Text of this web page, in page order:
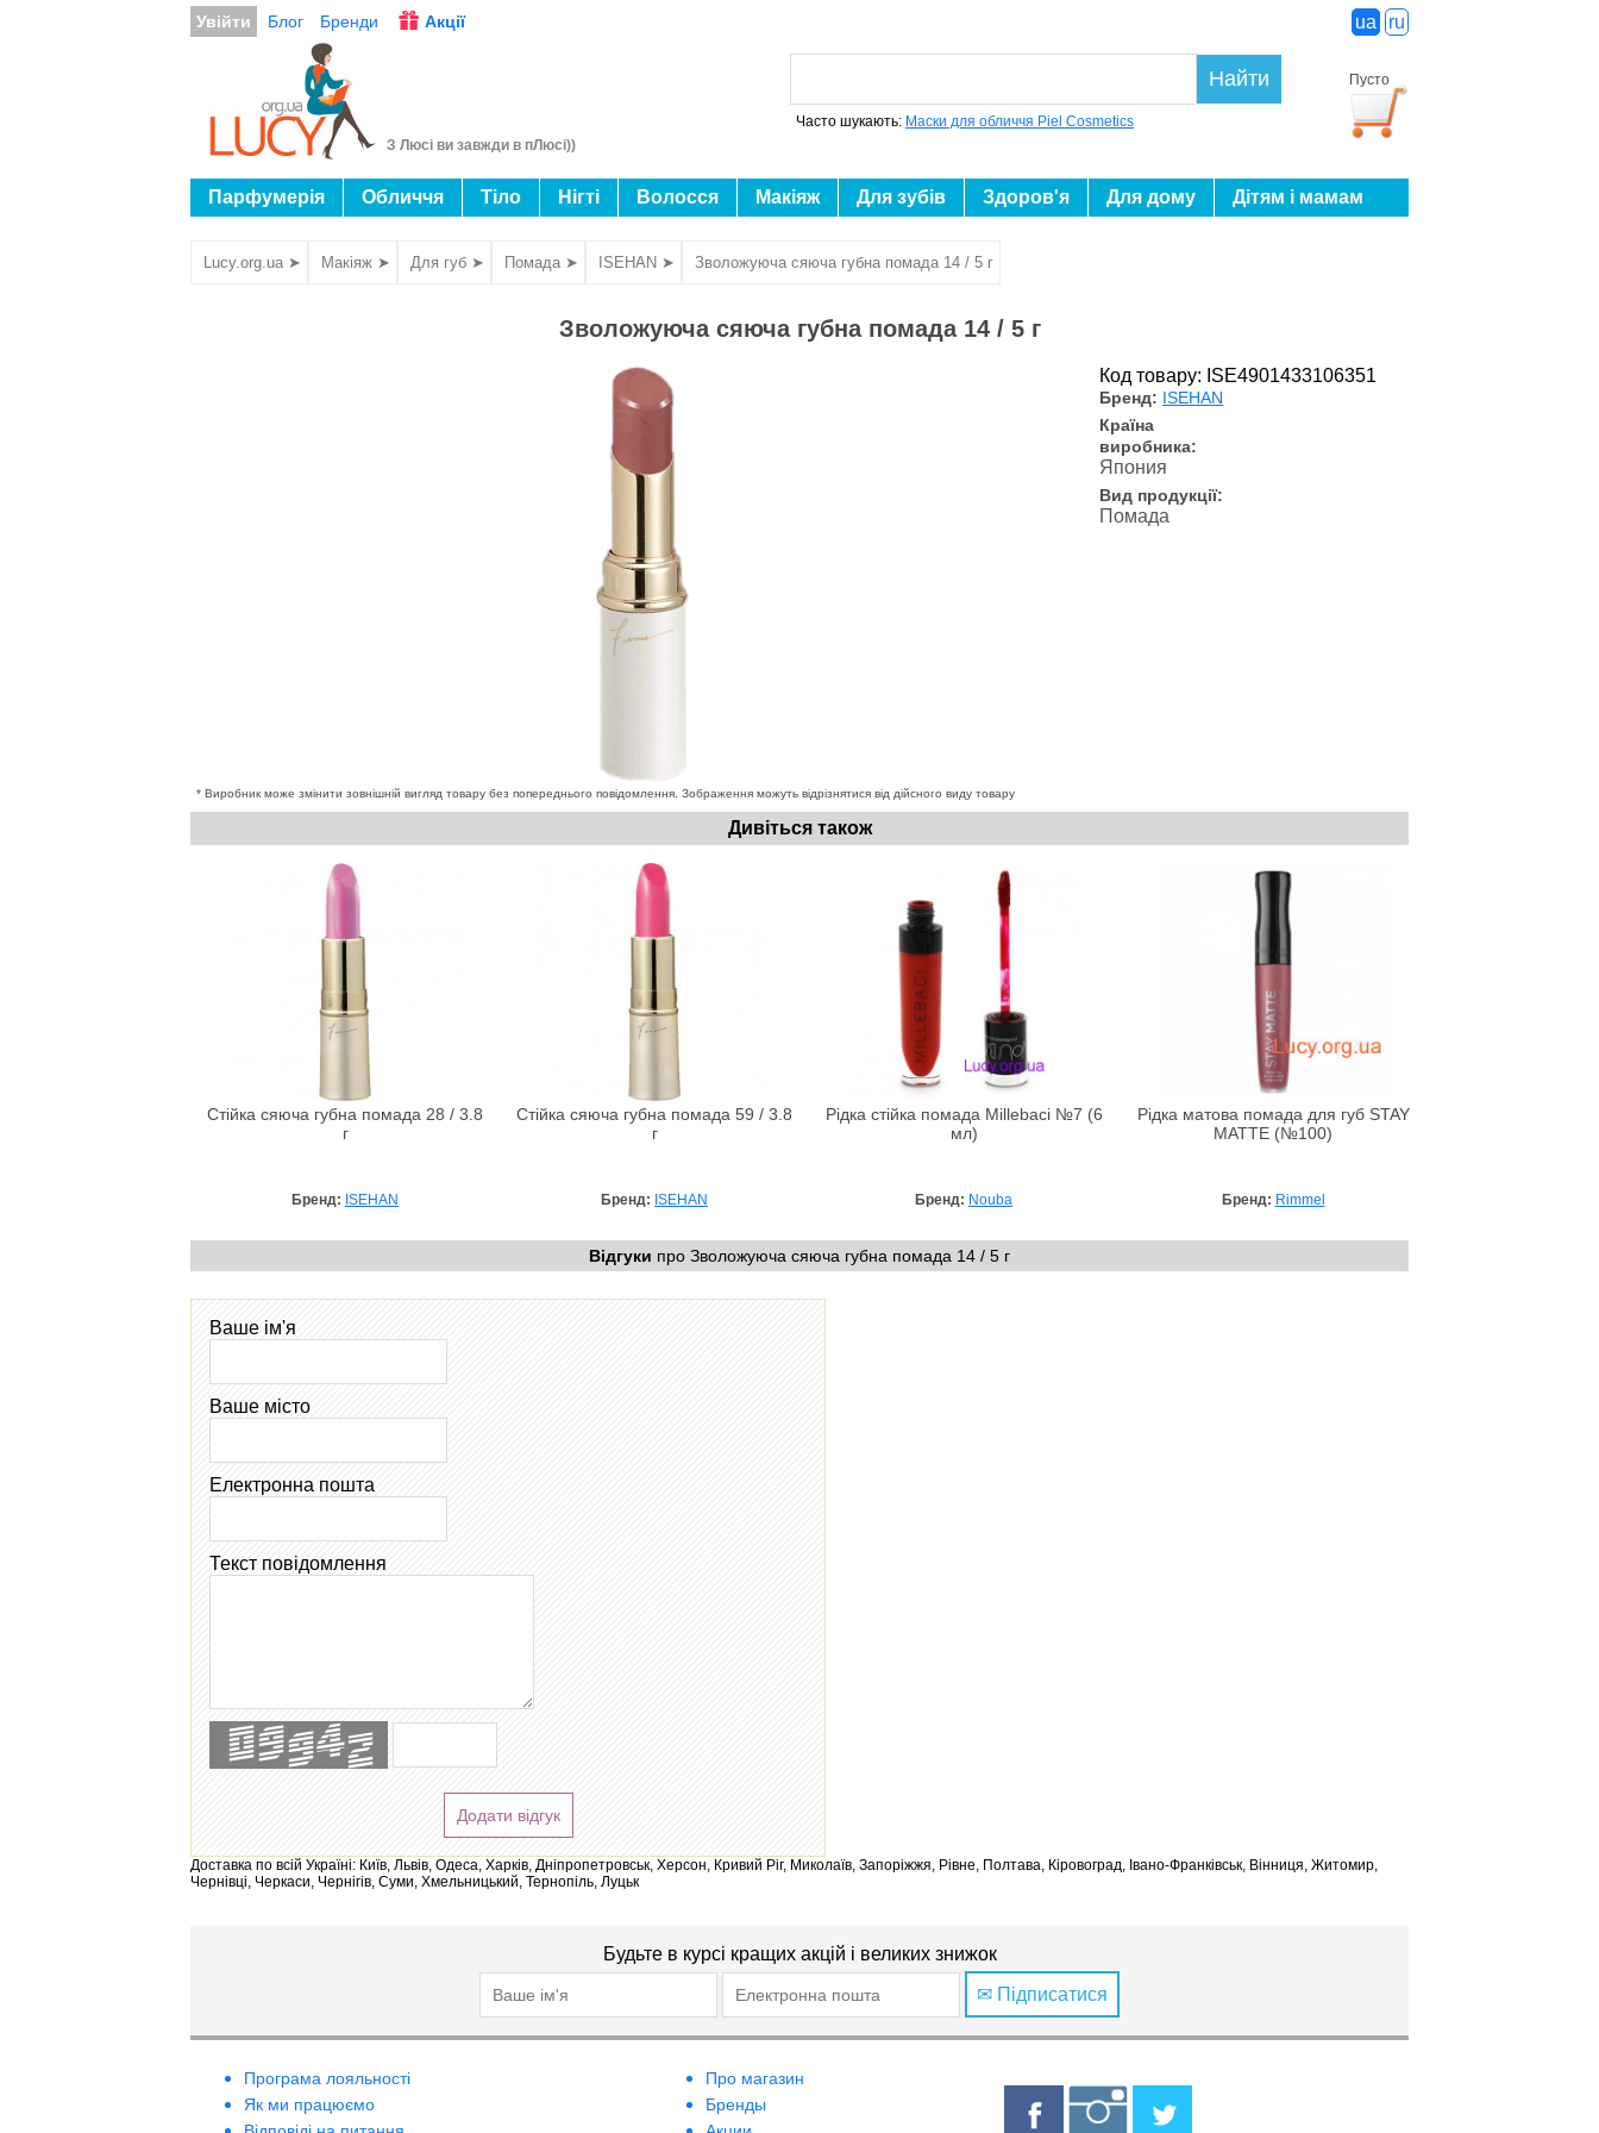
Увійти Блог Бренди Акції ua ru
З Люсі ви завжди в пЛюсі))
Пусто
Найти
Часто шукають: Маски для обличчя Piel Cosmetics
Парфумерія Обличчя Тіло Нігті Волосся Макіяж Для зубів Здоров'я Для дому Дітям і мамам
Lucy.org.ua ➤ Макіяж ➤ Для губ ➤ Помада ➤ ISEHAN ➤ Зволожуюча сяюча губна помада 14 / 5 г
Зволожуюча сяюча губна помада 14 / 5 г
* Виробник може змінити зовнішній вигляд товару без попереднього повідомлення. Зображення можуть відрізнятися від дійсного виду товару
Код товару: ISE4901433106351
Бренд: ISEHAN
Країна
виробника:
Япония
Вид продукції:
Помада
Дивіться також
Стійка сяюча губна помада 28 / 3.8
г
Бренд: ISEHAN
Стійка сяюча губна помада 59 / 3.8
г
Бренд: ISEHAN
Рідка стійка помада Millebaci №7 (6
мл)
Бренд: Nouba
Рідка матова помада для губ STAY
MATTE (№100)
Бренд: Rimmel
Відгуки про Зволожуюча сяюча губна помада 14 / 5 г
Ваше ім'я
Ваше місто
Електронна пошта
Текст повідомлення
Додати відгук
Доставка по всій Україні: Київ, Львів, Одеса, Харків, Дніпропетровськ, Херсон, Кривий Ріг, Миколаїв, Запоріжжя, Рівне, Полтава, Кіровоград, Івано-Франківськ, Вінниця, Житомир,
Чернівці, Черкаси, Чернігів, Суми, Хмельницький, Тернопіль, Луцьк
Будьте в курсі кращих акцій і великих знижок
✉ Підписатися
Програма лояльності
Як ми працюємо
Про магазин
Бренды